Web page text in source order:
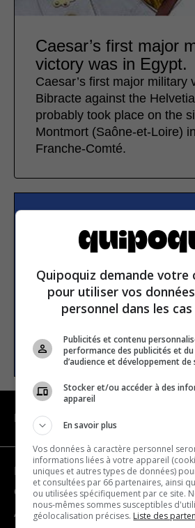
Caesar’s first major
victory was in Egypt.
Caesar’s first major military
Bibracte against the
probably took place on the
Montmort (Saône-et-Loire)
Franche-Comté.
newsletter
Email address
SUBSCRIBE
NAVIGATION
Become a partner
Contact us
About us
Quipoquiz demande votre
pour utiliser vos
personnel dans les
Publicités et contenu
performance des publicités et
d’audience et développement de
Stocker et/ou accéder à des
appareil
En savoir plus
Vos données à caractère personnel
informations liées à votre appareil
uniques et autres types de données)
et consultées par 66 partenaires, ainsi
ou utilisées spécifiquement par ce site.
nous-mêmes sommes susceptibles
géolocalisation précises. Liste des